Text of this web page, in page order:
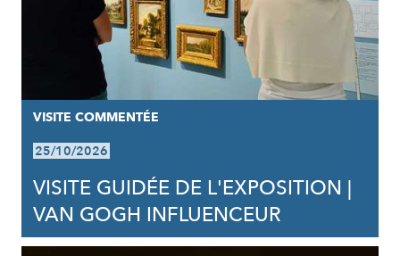
VISITE COMMENTÉE
25/10/2026
VISITE GUIDÉE DE L'EXPOSITION |
VAN GOGH INFLUENCEUR